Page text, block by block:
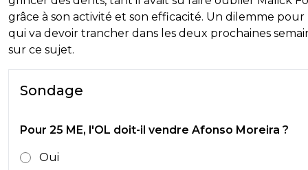
grâce à son activité et son efficacité. Un dilemme pour
qui va devoir trancher dans les deux prochaines
sur ce sujet.
Sondage
Pour 25 ME, l'OL doit-il vendre Afonso Moreira ?
Oui